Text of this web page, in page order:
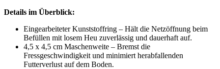
Details im Überblick:
Eingearbeiteter Kunststoffring – Hält die Netzöffnung beim
Befüllen mit losem Heu zuverlässig und dauerhaft auf.
4,5 x 4,5 cm Maschenweite – Bremst die
Fressgeschwindigkeit und minimiert herabfallenden
Futterverlust auf dem Boden.